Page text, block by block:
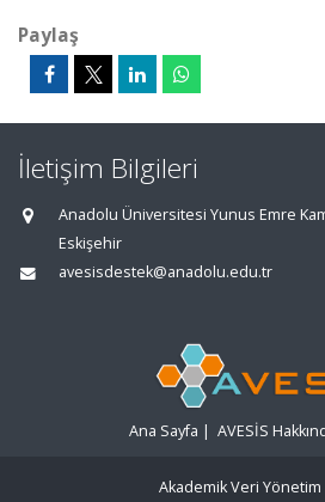
Paylaş
İletişim Bilgileri
Anadolu Üniversitesi Yunus Emre
Eskişehir
avesisdestek@anadolu.edu.tr
Ana Sayfa | AVESİS
Akademik Veri